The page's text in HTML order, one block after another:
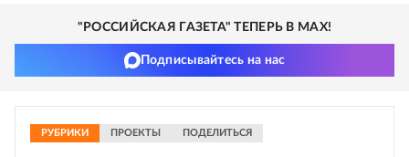
"РОССИЙСКАЯ ГАЗЕТА" ТЕПЕРЬ В MAX!
Подписывайтесь на нас
РУБРИКИ ПРОЕКТЫ ПОДЕЛИТЬСЯ